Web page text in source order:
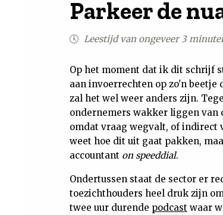
Parkeer de
Leestijd van ongeveer 3
Op het moment dat ik dit schrijf
aan invoerrechten op zo'n
zal het wel weer anders zijn.
ondernemers wakker liggen van
omdat vraag wegvalt, of
weet hoe dit uit gaat pakken,
accountant on speeddial.
Ondertussen staat de sector er
toezichthouders heel druk zijn
twee uur durende podcast waar